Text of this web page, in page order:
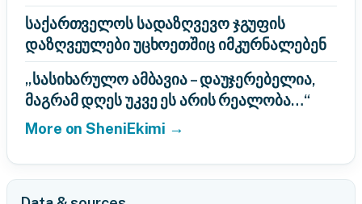
საქართველოს სადაზღვევო ჯგუფის
დაზღვეულები უცხოეთშიც იმკურნალებენ
„სასიხარულო ამბავია – დაუჯერებელია,
მაგრამ დღეს უკვე ეს არის რეალობა…“
More on SheniEkimi →